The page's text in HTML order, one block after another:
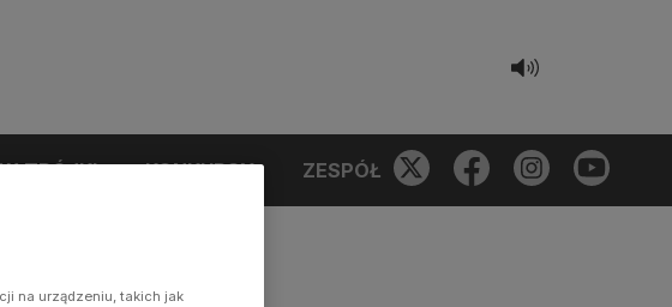
TRÓJKI KONKURSY ZESPÓŁ
na urządzeniu, takich jak